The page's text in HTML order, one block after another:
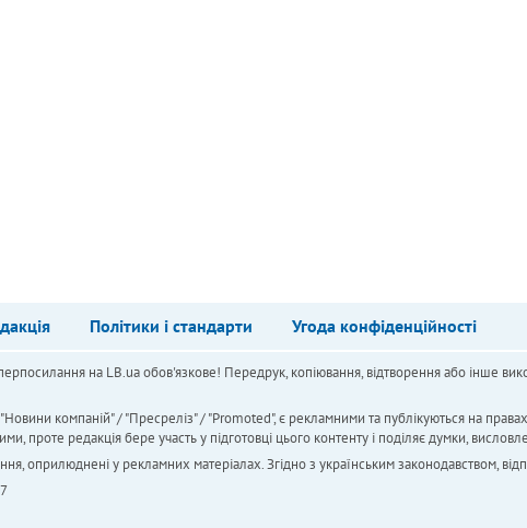
Політики і стандарти Угода конфіденційності
на LB.ua обов'язкове! Передрук, копіювання, відтворення або інше
компаній" / "Пресреліз" / "Promoted", є рекламними та публікуються на
редакція бере участь у підготовці цього контенту і поділяє думки,
оприлюднені у рекламних матеріалах. Згідно з українським законодавством,